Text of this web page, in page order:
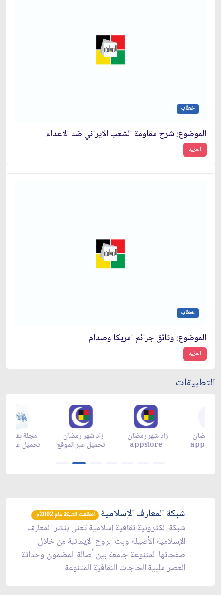
خطاب
الموضوع: شرح مقاومة الشعب الايراني ضد الاعداء
المزيد
خطاب
الموضوع: وثائق جرائم امريكا وصدام‏
المزيد
التطبيقات
زاد شهر رمضان -
تحميل عبر الموقع
زاد شهر رمضان -
appstore
زاد شهر رمضان -
appgallery
شبكة المعارف الإسلامية انطلقت الشبكة عام 2002م.
شبكة الكترونية ثقافية إسلامية تعنى بنشر المعارف
الإسلامية الأصيلة وبث الروح الإيمانية من خلال
صفحاتها المتنوعة جامعة بين أصالة المضمون وحداثة
العصر ملبية الحاجات الثقافية المتنوعة